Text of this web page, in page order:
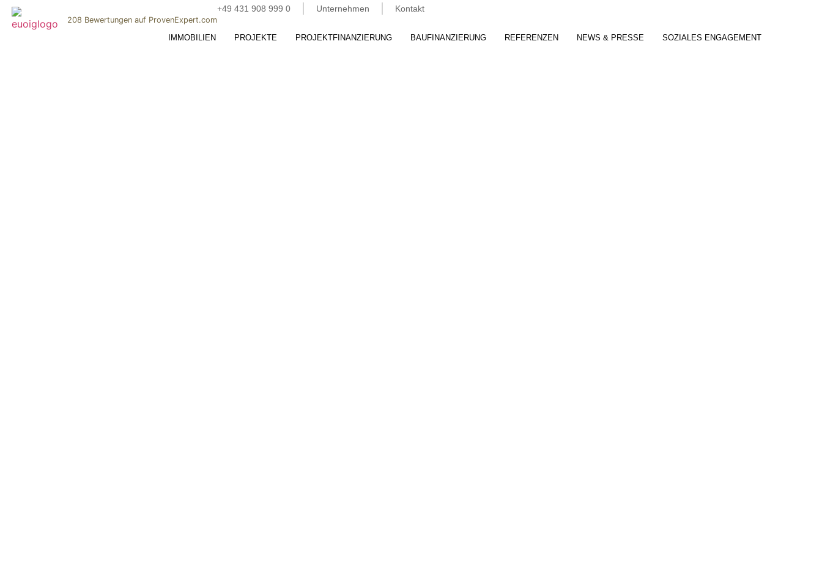
208 Bewertungen auf ProvenExpert.com
+49 431 908 999 0 Unternehmen Kontakt
IMMOBILIEN PROJEKTE PROJEKTFINANZIERUNG BAUFINANZIERUNG REFERENZEN NEWS & PRESSE SOZIALES ENGAGEMENT